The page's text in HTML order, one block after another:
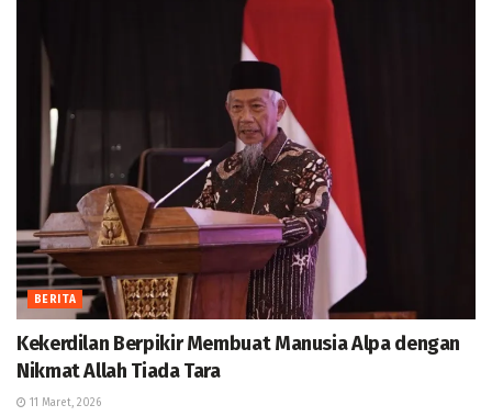
BERITA
Kekerdilan Berpikir Membuat Manusia Alpa dengan
Nikmat Allah Tiada Tara
11 Maret, 2026